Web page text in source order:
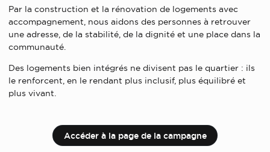
Par la construction et la rénovation de logements avec
accompagnement, nous aidons des personnes à retrouver
une adresse, de la stabilité, de la dignité et une place dans la
communauté.
Des logements bien intégrés ne divisent pas le quartier : ils
le renforcent, en le rendant plus inclusif, plus équilibré et
plus vivant.
Accéder à la page de la campagne